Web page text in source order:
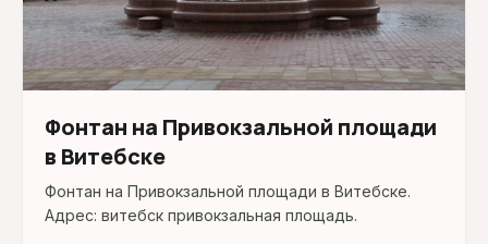
Фонтан на Привокзальной площади
в Витебске
Фонтан на Привокзальной площади в Витебске.
Адрес: витебск привокзальная площадь.